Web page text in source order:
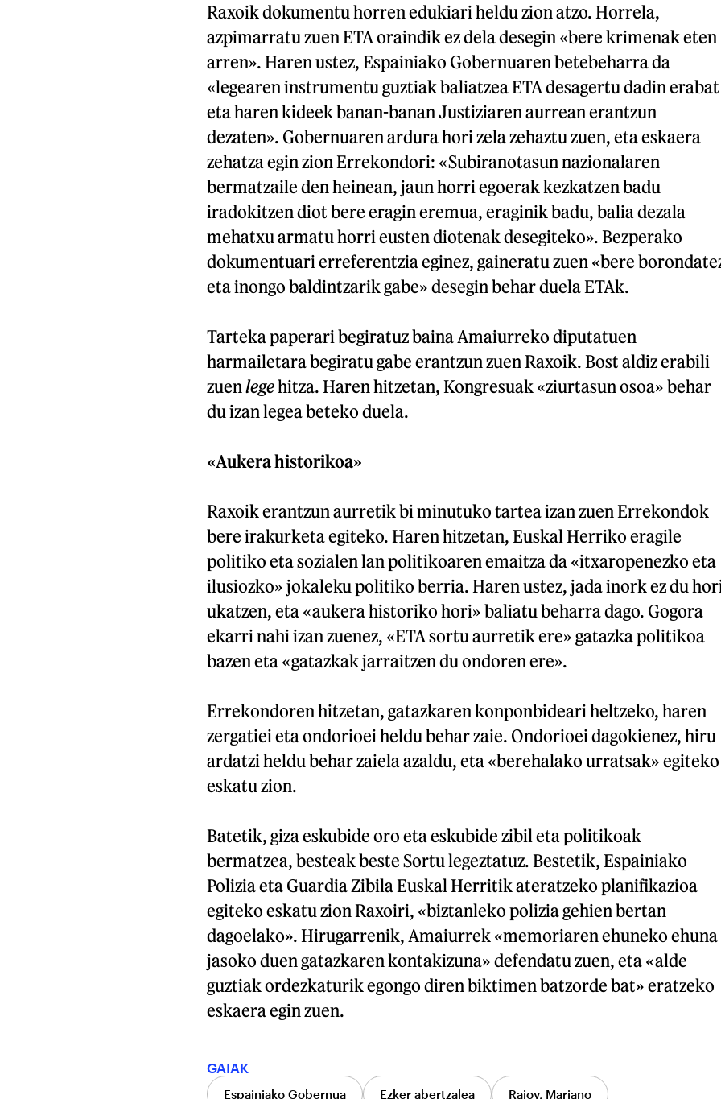
Raxoik dokumentu horren edukiari heldu zion atzo. Horrela,
azpimarratu zuen ETA oraindik ez dela desegin «bere krimenak eten
arren». Haren ustez, Espainiako Gobernuaren betebeharra da
«legearen instrumentu guztiak baliatzea ETA desagertu dadin erabat
eta haren kideek banan-banan Justiziaren aurrean erantzun
dezaten». Gobernuaren ardura hori zela zehaztu zuen, eta eskaera
zehatza egin zion Errekondori: «Subiranotasun nazionalaren
bermatzaile den heinean, jaun horri egoerak kezkatzen badu
iradokitzen diot bere eragin eremua, eraginik badu, balia dezala
mehatxu armatu horri eusten diotenak desegiteko». Bezperako
dokumentuari erreferentzia eginez, gaineratu zuen «bere
eta inongo baldintzarik gabe» desegin behar duela ETAk.
Tarteka paperari begiratuz baina Amaiurreko diputatuen
harmailetara begiratu gabe erantzun zuen Raxoik. Bost aldiz erabili
zuen legehitza. Haren hitzetan, Kongresuak «ziurtasun osoa» behar
du izan legea beteko duela.
«Aukera historikoa»
Raxoik erantzun aurretik bi minutuko tartea izan zuen Errekondok
bere irakurketa egiteko. Haren hitzetan, Euskal Herriko eragile
politiko eta sozialen lan politikoaren emaitza da «itxaropenezko eta
ilusiozko» jokaleku politiko berria. Haren ustez, jada inork ez du
ukatzen, eta «aukera historiko hori» baliatu beharra dago. Gogora
ekarri nahi izan zuenez, «ETA sortu aurretik ere» gatazka politikoa
bazen eta «gatazkak jarraitzen du ondoren ere».
Errekondoren hitzetan, gatazkaren konponbideari heltzeko, haren
zergatiei eta ondorioei heldu behar zaie. Ondorioei dagokienez, hiru
ardatzi heldu behar zaiela azaldu, eta «berehalako urratsak» egiteko
eskatu zion.
Batetik, giza eskubide oro eta eskubide zibil eta politikoak
bermatzea, besteak beste Sortu legeztatuz. Bestetik, Espainiako
Polizia eta Guardia Zibila Euskal Herritik ateratzeko planifikazioa
egiteko eskatu zion Raxoiri, «biztanleko polizia gehien bertan
dagoelako». Hirugarrenik, Amaiurrek «memoriaren ehuneko ehuna
jasoko duen gatazkaren kontakizuna» defendatu zuen, eta «alde
guztiak ordezkaturik egongo diren biktimen batzorde bat» eratzeko
eskaera egin zuen.
GAIAK
Espainiako Gobernua Ezker abertzalea Rajoy, Mariano